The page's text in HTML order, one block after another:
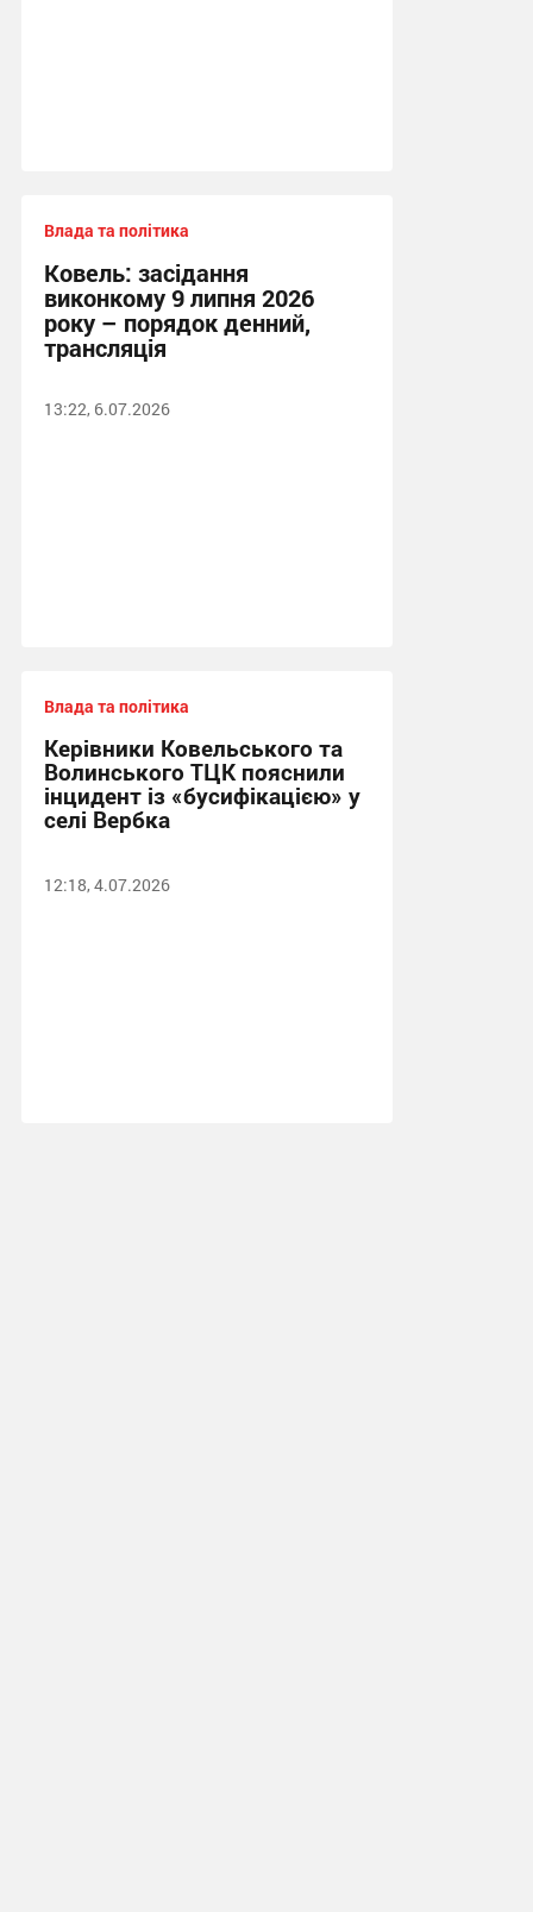
Влада та політика
Ковель: засідання
виконкому 9 липня 2026
року – порядок денний,
трансляція
13:22, 6.07.2026
Влада та політика
Керівники Ковельського та
Волинського ТЦК пояснили
інцидент із «бусифікацією» у
селі Вербка
12:18, 4.07.2026